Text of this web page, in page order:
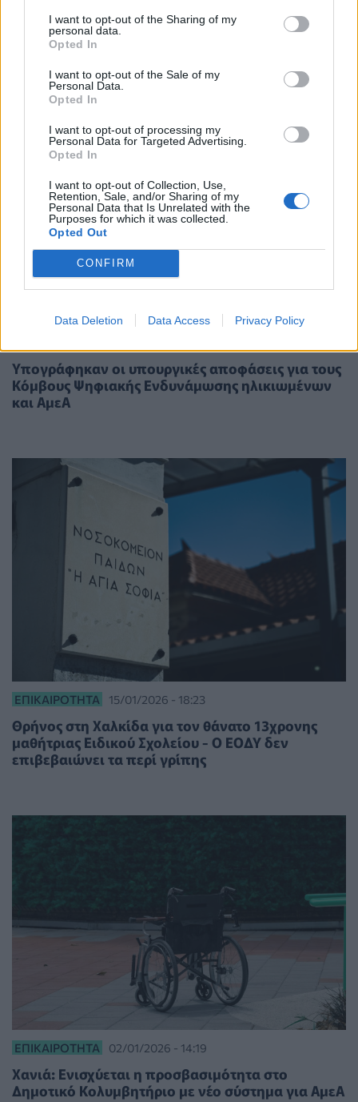
I want to opt-out of the Sharing of my
personal data.
Opted In
I want to opt-out of the Sale of my
Personal Data.
Opted In
I want to opt-out of processing my
Personal Data for Targeted Advertising.
Opted In
I want to opt-out of Collection, Use,
Retention, Sale, and/or Sharing of my
Personal Data that Is Unrelated with the
Purposes for which it was collected.
Opted Out
CONFIRM
Data Deletion Data Access Privacy Policy
Καταγγελία της ΕΣΑμεΑ για διακρίσεις στη
χορήγηση ιθαγένειας σε άτομα με αναπηρίες και
σύνδρομο Down
Υπογράφηκαν οι υπουργικές αποφάσεις για τους
Κόμβους Ψηφιακής Ενδυνάμωσης ηλικιωμένων
και ΑμεΑ
ΕΠΙΚΑΙΡΌΤΗΤΑ 15/01/2026 - 18:23
Θρήνος στη Χαλκίδα για τον θάνατο 13χρονης
μαθήτριας Ειδικού Σχολείου - Ο ΕΟΔΥ δεν
επιβεβαιώνει τα περί γρίπης
ΕΠΙΚΑΙΡΌΤΗΤΑ 02/01/2026 - 14:19
Χανιά: Ενισχύεται η προσβασιμότητα στο
Δημοτικό Κολυμβητήριο με νέο σύστημα για ΑμεΑ